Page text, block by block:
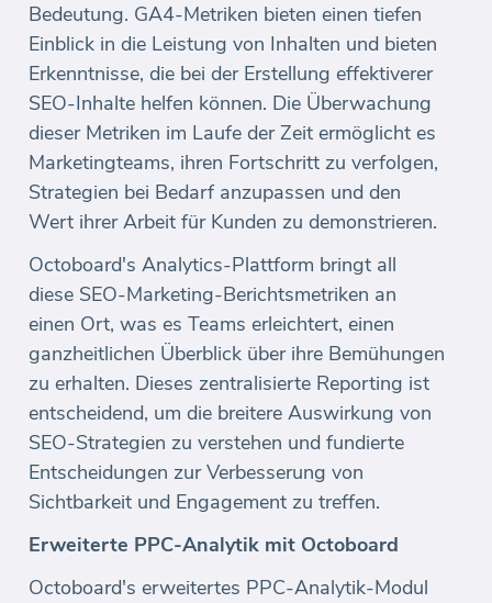
Bedeutung. GA4-Metriken bieten einen tiefen
Einblick in die Leistung von Inhalten und bieten
Erkenntnisse, die bei der Erstellung effektiverer
SEO-Inhalte helfen können. Die Überwachung
dieser Metriken im Laufe der Zeit ermöglicht es
Marketingteams, ihren Fortschritt zu verfolgen,
Strategien bei Bedarf anzupassen und den
Wert ihrer Arbeit für Kunden zu demonstrieren.
Octoboard's Analytics-Plattform bringt all
diese SEO-Marketing-Berichtsmetriken an
einen Ort, was es Teams erleichtert, einen
ganzheitlichen Überblick über ihre Bemühungen
zu erhalten. Dieses zentralisierte Reporting ist
entscheidend, um die breitere Auswirkung von
SEO-Strategien zu verstehen und fundierte
Entscheidungen zur Verbesserung von
Sichtbarkeit und Engagement zu treffen.
Erweiterte PPC-Analytik mit Octoboard
Octoboard's erweitertes PPC-Analytik-Modul